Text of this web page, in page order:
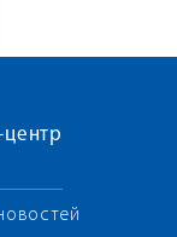
центр